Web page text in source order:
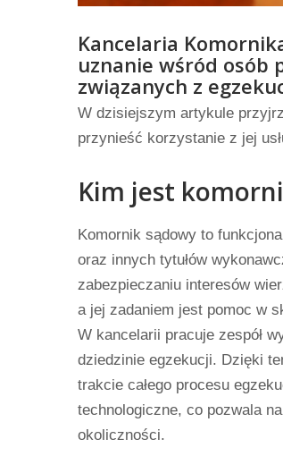
Kancelaria
uznanie wśród osób
związanych z
W dzisiejszym artykule
przynieść korzystanie z jej
Kim jest
Komornik sądowy to
oraz innych tytułów
zabezpieczaniu interesów
a jej zadaniem jest pomoc w
W kancelarii pracuje zespół
dziedzinie egzekucji. Dzięki
trakcie całego procesu
technologiczne, co pozwala
okoliczności.